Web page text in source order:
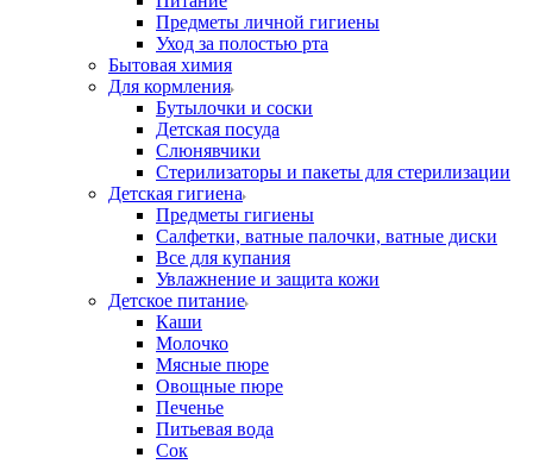
Предметы личной гигиены
Уход за полостью рта
Бытовая химия
Для кормления
Бутылочки и соски
Детская посуда
Слюнявчики
Стерилизаторы и пакеты для стерилизации
Детская гигиена
Предметы гигиены
Салфетки, ватные палочки, ватные диски
Все для купания
Увлажнение и защита кожи
Детское питание
Каши
Молочко
Мясные пюре
Овощные пюре
Печенье
Питьевая вода
Сок